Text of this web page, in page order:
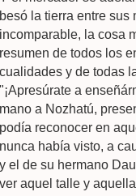
besó la tierra entre sus
incomparable, la cosa
resumen de todos los
cualidades y de todas
"¡Apresúrate a
mano a Nozhatú,
podía reconocer en
nunca había visto, a
y el de su hermano
ver aquel talle y